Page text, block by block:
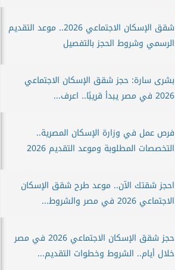
شقق الإسكان الاجتماعي 2026.. موعد التقديم
الرسمي وشروط الحجز بالتفصيل
بشرى سارة: حجز شقق الإسكان الاجتماعي
2026 في مصر يبدأ قريبًا.. اعرف...
فرص عمل في وزارة الإسكان المصرية..
التخصصات المطلوبة وموعد التقديم 2026
احجز شقتك الآن.. موعد طرح شقق الإسكان
الاجتماعي 2026 في مصر والشروط...
حجز شقق الإسكان الاجتماعي 2026 في مصر
خلال أيام.. الشروط وخطوات التقديم...